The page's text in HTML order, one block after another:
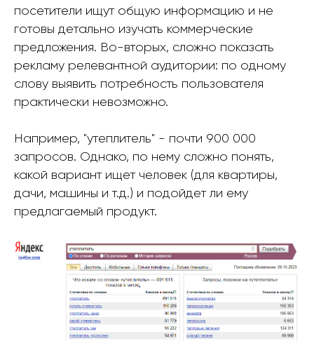
посетители ищут общую информацию и не
готовы детально изучать коммерческие
предложения. Во-вторых, сложно показать
рекламу релевантной аудитории: по одному
слову выявить потребность пользователя
практически невозможно.
Например, "утеплитель" - почти 900 000
запросов. Однако, по нему сложно понять,
какой вариант ищет человек (для квартиры,
дачи, машины и т.д.) и подойдет ли ему
предлагаемый продукт.